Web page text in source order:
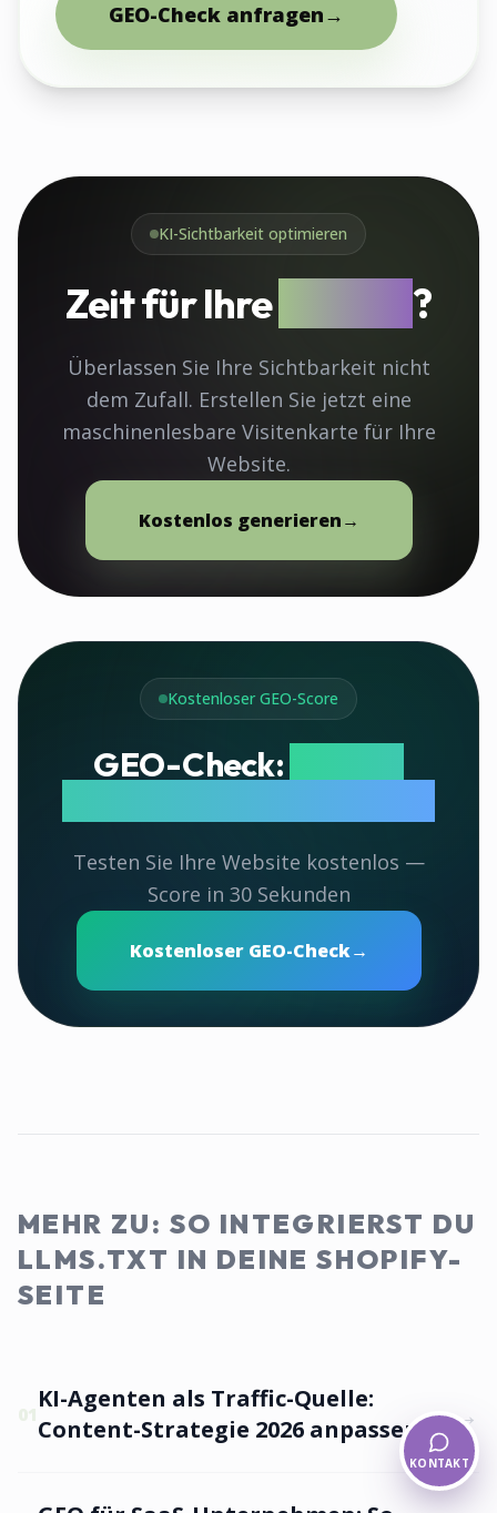
GEO-Check anfragen→
KI-Sichtbarkeit optimieren
Zeit für Ihre ?
Überlassen Sie Ihre Sichtbarkeit nicht
dem Zufall. Erstellen Sie jetzt eine
maschinenlesbare Visitenkarte für Ihre
Website.
Kostenlos generieren→
Kostenloser GEO-Score
GEO-Check:
Testen Sie Ihre Website kostenlos —
Score in 30 Sekunden
Kostenloser GEO-Check→
MEHR ZU: SO INTEGRIERST DU
LLMS.TXT IN DEINE SHOPIFY-
SEITE
01
KI-Agenten als Traffic-Quelle:
Content-Strategie 2026 anpassen
→
KONTAKT